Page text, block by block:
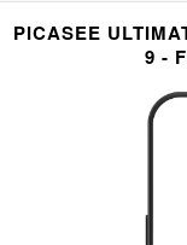
PICASEE
9 -